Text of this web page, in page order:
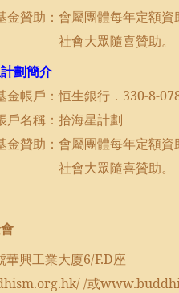
金贊助：會屬團體每年定額資
社會大眾隨喜贊助。
劃簡介
金帳戶：恒生銀行． 330-8-
戶名稱：拾海星計劃
金贊助：會屬團體每年定額資
社會大眾隨喜贊助。
華興工業大廈6/F.D座
/或